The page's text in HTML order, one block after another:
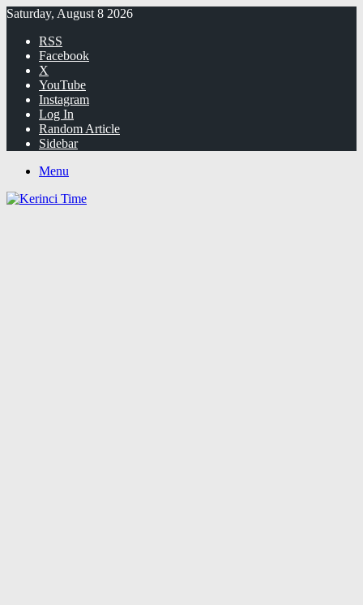
Saturday, August 8 2026
RSS
Facebook
X
YouTube
Instagram
Log In
Random Article
Sidebar
Menu